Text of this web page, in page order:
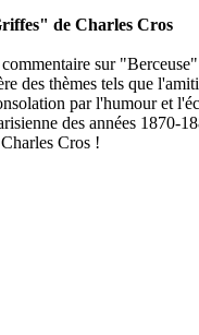
de Charles Cros
sur
des thèmes tels que
par l'humour et
des années
Cros !